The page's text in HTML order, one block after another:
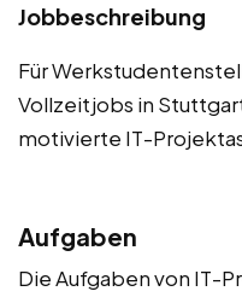
Jobbeschreibung
Für
Vollzeitjobs in
motivierte IT-
Aufgaben
Die Aufgaben von IT-